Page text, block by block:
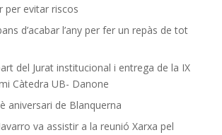
per evitar riscos
d’acabar l’any per fer un repàs de tot
del Jurat institucional i entrega de la IX
Càtedra UB- Danone
aniversari de Blanquerna
va assistir a la reunió Xarxa pel